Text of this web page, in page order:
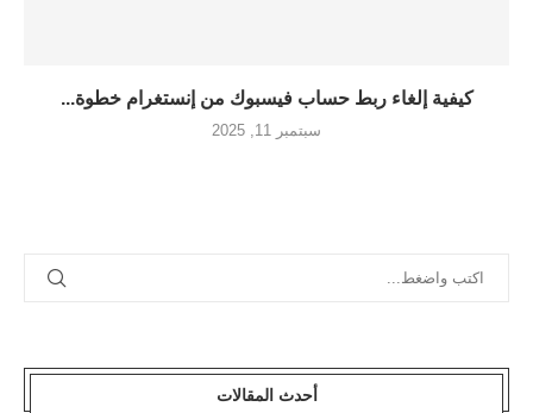
كيفية إلغاء ربط حساب فيسبوك من إنستغرام خطوة...
سبتمبر 11, 2025
أحدث المقالات